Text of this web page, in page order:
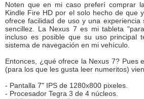
Noten que en mi caso preferí comprar
Kindle Fire HD por el solo hecho de que
ofrece facilidad de uso y una
sencillez. La Nexus 7 es mi tableta
incluso es posible que su uso principal
sistema de navegación en mi vehículo.
Entonces, ¿qué ofrece la Nexus 7? Pues
(para los que les gusta leer numeritos)
- Pantalla 7" IPS de 1280x800 pixeles.
- Procesador Tegra 3 de 4 núcleos.